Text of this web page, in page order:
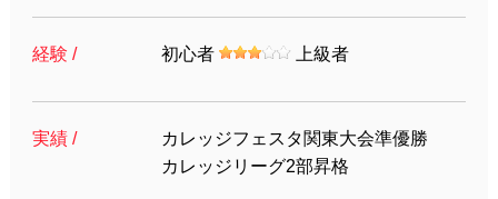
経験 / 初心者 上級者
実績 /
カレッジフェスタ関東大会準優勝
カレッジリーグ2部昇格